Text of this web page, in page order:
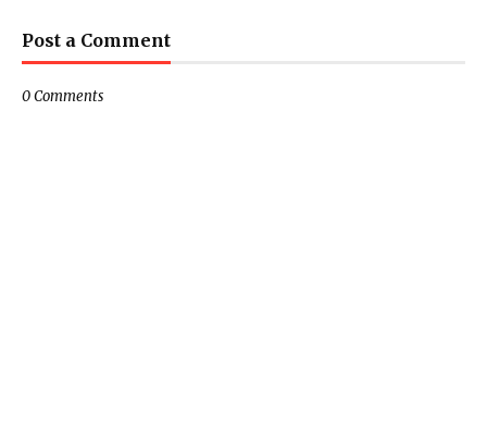
Post a Comment
0 Comments